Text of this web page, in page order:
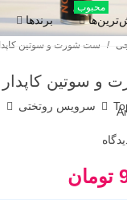
سرویس روتختی
محبوب
برندها
/ ست شورت و سوتین کاپدار
سوتین کاپدار